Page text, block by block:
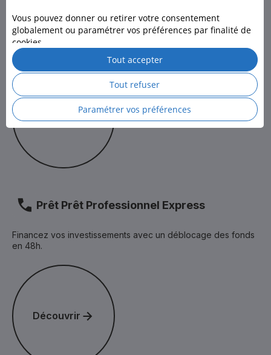
Rendez-vous dans l’une de nos 1600 agences, à domicile ou
en visio pour nous rencontrer
Découvrir
Découvrir
Prêt Prêt Professionnel Express
Financez vos investissements avec un déblocage des fonds
en 48h.
Découvrir
Découvrir
Vous pouvez donner ou retirer votre consentement
globalement ou paramétrer vos préférences par finalité de
cookies.
Pour en savoir plus, consultez laPolitique des cookies
la
Politique de protection des données personnelles de LCL.
Paramétrer vos préférences
Tout refuser
Tout accepter